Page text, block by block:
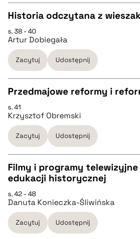
BIBTEX
pobierz cytat
CZYSTY TEKST
pobierz cytat
BIBTEX
pobierz cytat
Historia odczytana z
s. 38 - 40
Artur Dobiegała
Zacytuj Udostępnij
CZYSTY TEKST
pobierz cytat
BIBTEX
pobierz cytat
Przedmajowe reformy i
s. 41
Krzysztof Obremski
Zacytuj Udostępnij
CZYSTY TEKST
pobierz cytat
Filmy i programy telewizyjne
edukacji historycznej
s. 42 - 48
Danuta Konieczka-Śliwińska
Zacytuj Udostępnij